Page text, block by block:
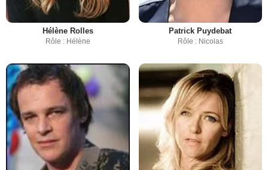
Hélène Rolles
Rôle : Hélène
Patrick Puydebat
Rôle : Nicolas